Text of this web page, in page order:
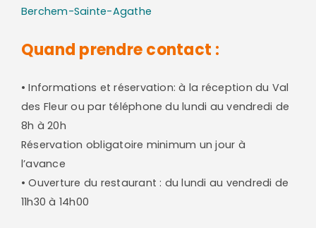
Berchem-Sainte-Agathe
Quand prendre contact :
• Informations et réservation: à la réception du Val
des Fleur ou par téléphone du lundi au vendredi de
8h à 20h
Réservation obligatoire minimum un jour à
l’avance
• Ouverture du restaurant : du lundi au vendredi de
11h30 à 14h00